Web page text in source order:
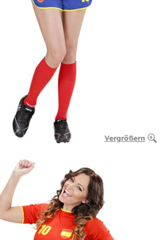
Vergrößern